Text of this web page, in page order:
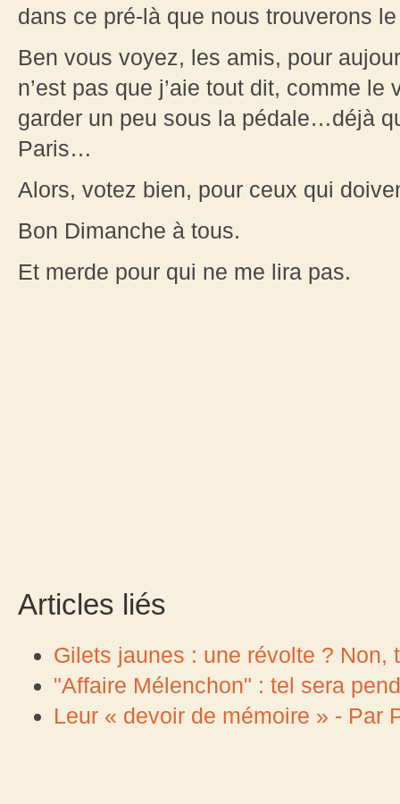
dans ce pré-là que nous trouverons
Ben vous voyez, les amis, pour
n’est pas que j’aie tout dit, comme
garder un peu sous la pédale…déjà
Paris…
Alors, votez bien, pour ceux qui
Bon Dimanche à tous.
Et merde pour qui ne me lira pas.
Articles liés
Gilets jaunes : une révolte ? Non,
"Affaire Mélenchon" : tel sera
Leur « devoir de mémoire » - Par